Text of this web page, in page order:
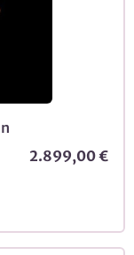
2.899,00 €